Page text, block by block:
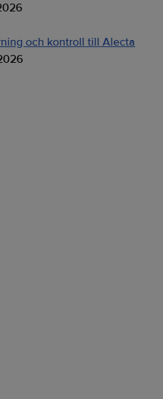
och kontroll till Alecta